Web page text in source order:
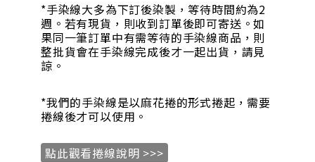
*手染線大多為下訂後染製，等待時間約為2
週。若有現貨，則收到訂單後即可寄送。如
果同一筆訂單中有需等待的手染線商品，則
整批貨會在手染線完成後才一起出貨，請見
諒。
*我們的手染線是以麻花捲的形式捲起，需要
捲線後才可以使用。
點此觀看捲線說明 >>>